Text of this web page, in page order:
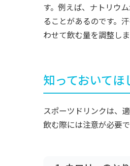
す。例えば、ナトリウ
ることがあるのです。
わせて飲む量を調整し
知っておいて
スポーツドリンクは、
飲む際には注意が必要